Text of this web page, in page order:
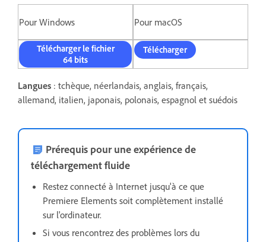
Pour Windows Pour macOS
Télécharger le fichier
64 bits
Télécharger
Langues : tchèque, néerlandais, anglais, français,
allemand, italien, japonais, polonais, espagnol et suédois
Prérequis pour une expérience de
téléchargement fluide
Restez connecté à Internet jusqu'à ce que
Premiere Elements soit complètement installé
sur l'ordinateur.
Si vous rencontrez des problèmes lors du